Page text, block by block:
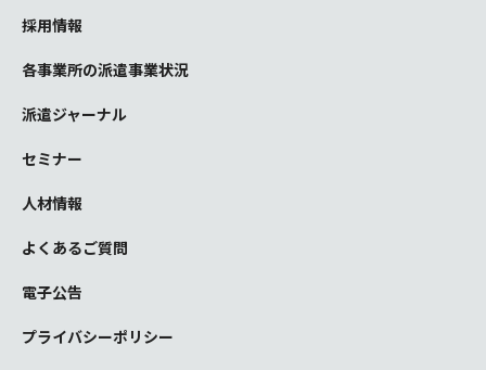
採用情報
各事業所の派遣事業状況
派遣ジャーナル
セミナー
人材情報
よくあるご質問
電子公告
プライバシーポリシー